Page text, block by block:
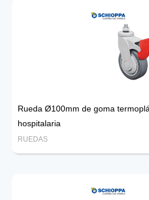
Rueda Ø100mm de goma
hospitalaria
RUEDAS